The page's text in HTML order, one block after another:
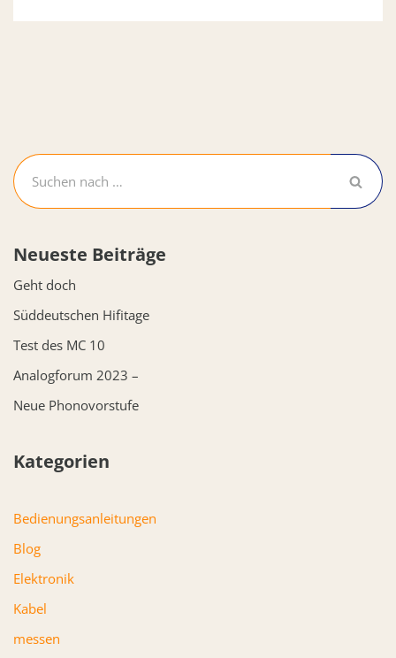
Neueste Beiträge
Geht doch
Süddeutschen Hifitage
Test des MC 10
Analogforum 2023 –
Neue Phonovorstufe
Kategorien
Bedienungsanleitungen
Blog
Elektronik
Kabel
messen